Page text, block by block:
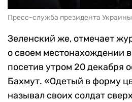
Пресс-служба президента Украины
Зеленский же, отмечает
о своем местонахождении
посетив утром 20 декабря
Бахмут. «Одетый в форму
называл своих солдат